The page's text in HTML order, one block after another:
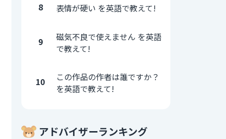
8 表情が硬い を英語で教えて!
9
磁気不良で使えません を英語
で教えて!
10
この作品の作者は誰ですか？
を英語で教えて!
アドバイザーランキング